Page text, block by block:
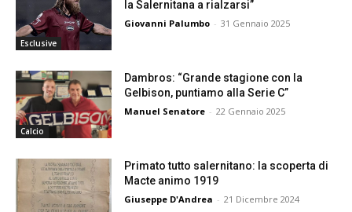
Esclusive
la Salernitana a rialzarsi”
Giovanni Palumbo - 31 Gennaio 2025
Calcio
Dambros: “Grande stagione con la
Gelbison, puntiamo alla Serie C”
Manuel Senatore - 22 Gennaio 2025
Primato tutto salernitano: la scoperta di
Macte animo 1919
Giuseppe D'Andrea - 21 Dicembre 2024